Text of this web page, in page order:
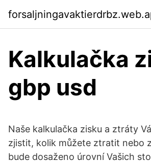
Kalkulačka
gbp usd
Naše kalkulačka zisku a ztráty
zjistit, kolik můžete ztratit nebo
bude dosaženo úrovní Vašich